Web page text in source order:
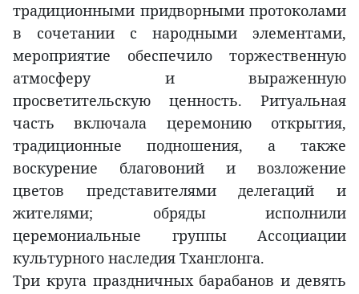
традиционными придворными протоколами
в сочетании с народными элементами,
мероприятие обеспечило торжественную
атмосферу и выраженную
просветительскую ценность. Ритуальная
часть включала церемонию открытия,
традиционные подношения, а также
воскурение благовоний и возложение
цветов представителями делегаций и
жителями; обряды исполнили
церемониальные группы Ассоциации
культурного наследия Тханглонга.
Три круга праздничных барабанов и девять